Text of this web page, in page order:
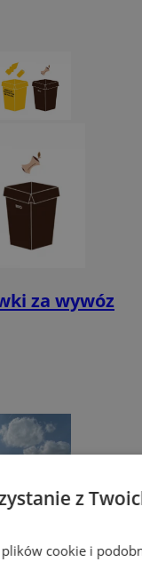
za wywóz
z
cookie i